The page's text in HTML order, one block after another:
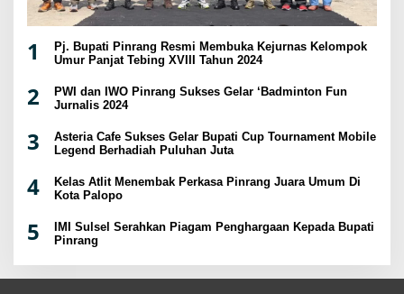
1
Pj. Bupati Pinrang Resmi Membuka Kejurnas Kelompok
Umur Panjat Tebing XVIII Tahun 2024
2
PWI dan IWO Pinrang Sukses Gelar ‘Badminton Fun
Jurnalis 2024
3
Asteria Cafe Sukses Gelar Bupati Cup Tournament Mobile
Legend Berhadiah Puluhan Juta
4
Kelas Atlit Menembak Perkasa Pinrang Juara Umum Di
Kota Palopo
5
IMI Sulsel Serahkan Piagam Penghargaan Kepada Bupati
Pinrang